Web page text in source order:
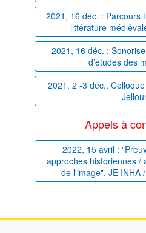
2021, 16 déc. : Parcours
littérature
2021, 16 déc. :
d’études des
2021, 2 -3 déc.,
Appels à
2022, 15 avril :
approches historiennes /
de l'image", JE INHA